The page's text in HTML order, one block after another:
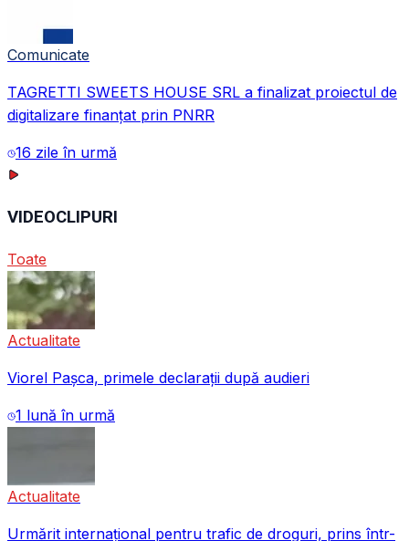
Comunicate
TAGRETTI SWEETS HOUSE SRL a finalizat proiectul de
digitalizare finanțat prin PNRR
16 zile în urmă
VIDEOCLIPURI
Toate
Actualitate
Viorel Pașca, primele declarații după audieri
1 lună în urmă
Actualitate
Urmărit internațional pentru trafic de droguri, prins într-